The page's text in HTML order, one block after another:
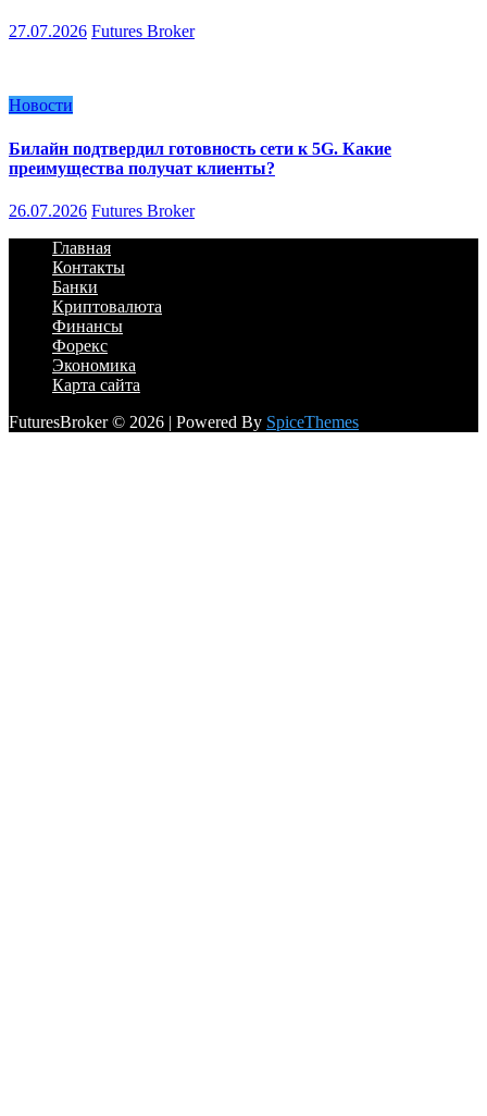
27.07.2026 Futures Broker
Новости
Билайн подтвердил готовность сети к 5G. Какие
преимущества получат клиенты?
26.07.2026 Futures Broker
Главная
Контакты
Банки
Криптовалюта
Финансы
Форекс
Экономика
Карта сайта
FuturesBroker © 2026 | Powered By SpiceThemes